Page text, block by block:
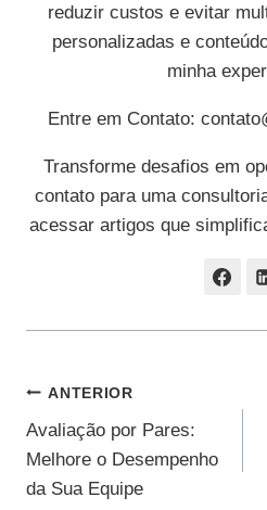
reduzir custos e evitar
personalizadas e
minha
Entre em Contato:
Transforme desafios em
contato para uma
acessar artigos que
Navegação
De
Post
ANTERIOR
Avaliação por Pares:
Melhore o Desempenho
da Sua Equipe